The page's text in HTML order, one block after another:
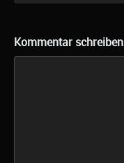
Kommentar schreiben